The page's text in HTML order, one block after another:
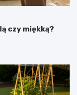
czy miękką?